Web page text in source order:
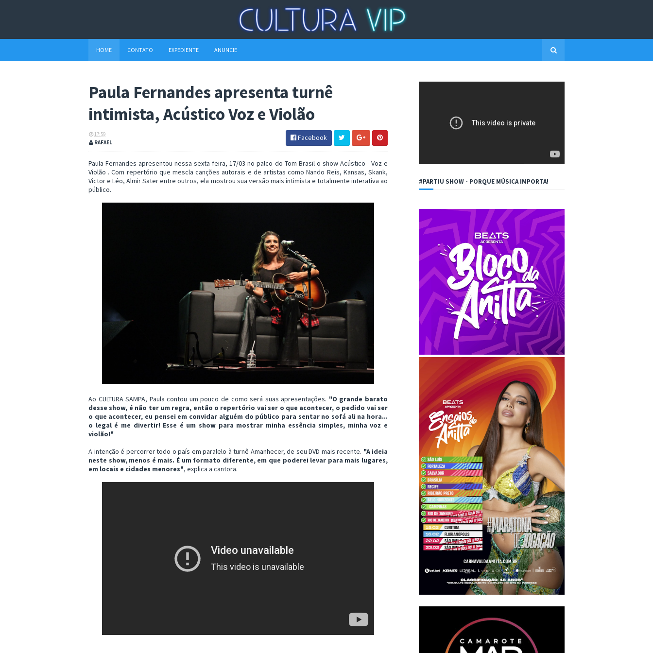
HOME CONTATO EXPEDIENTE ANUNCIE
Paula Fernandes apresenta turnê
intimista, Acústico Voz e Violão
17:59
RAFAEL
Facebook
Paula Fernandes apresentou nessa sexta-feira, 17/03 no palco do Tom Brasil o show Acústico - Voz e
Violão . Com repertório que mescla canções autorais e de artistas como Nando Reis, Kansas, Skank,
Victor e Léo, Almir Sater entre outros, ela mostrou sua versão mais intimista e totalmente interativa ao
público.
Ao CULTURA SAMPA, Paula contou um pouco de como será suas apresentações. "O grande barato
desse show, é não ter um regra, então o repertório vai ser o que acontecer, o pedido vai ser
o que acontecer, eu pensei em convidar alguém do público para sentar no sofá ali na hora...
o legal é me divertir! Esse é um show para mostrar minha essência simples, minha voz e
violão!"
A intenção é percorrer todo o país em paralelo à turnê Amanhecer, de seu DVD mais recente. "A ideia
neste show, menos é mais. É um formato diferente, em que poderei levar para mais lugares,
em locais e cidades menores", explica a cantora.
#PARTIU SHOW - PORQUE MÚSICA IMPORTA!